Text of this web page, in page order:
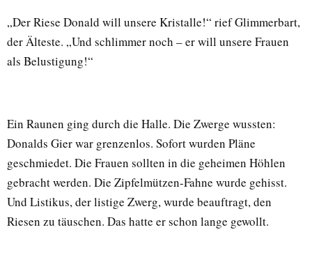
„Der Riese Donald will unsere Kristalle!“ rief Glimmerbart,
der Älteste. „Und schlimmer noch – er will unsere Frauen
als Belustigung!“
Ein Raunen ging durch die Halle. Die Zwerge wussten:
Donalds Gier war grenzenlos. Sofort wurden Pläne
geschmiedet. Die Frauen sollten in die geheimen Höhlen
gebracht werden. Die Zipfelmützen-Fahne wurde gehisst.
Und Listikus, der listige Zwerg, wurde beauftragt, den
Riesen zu täuschen. Das hatte er schon lange gewollt.